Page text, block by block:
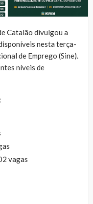
Catalão divulgou a
nesta terça-
de Emprego (Sine).
níveis de
vagas